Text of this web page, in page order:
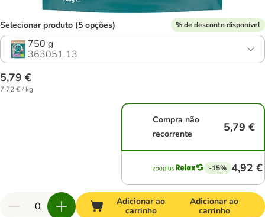
Selecionar produto (5 opções) % de desconto disponível
750 g
363051.13
5,79 €
7,72 € / kg
Compra não
recorrente
5,79 €
-15% 4,92 €
Adicionar ao
carrinho
Adicionar ao
carrinho